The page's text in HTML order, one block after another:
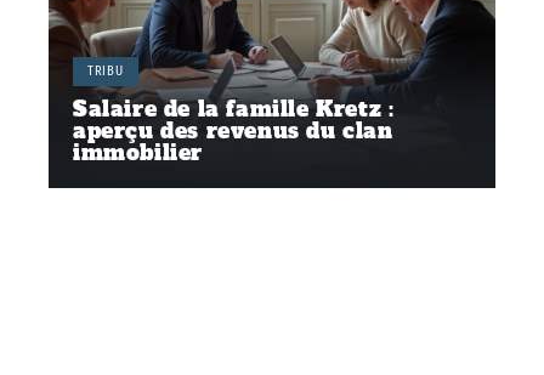
TRIBU
Salaire de la famille Kretz :
aperçu des revenus du clan
immobilier